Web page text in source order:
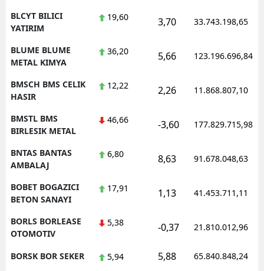
BLCYT BILICI
YATIRIM
19,60 3,70 33.743.198,65
BLUME BLUME
METAL KIMYA
36,20 5,66 123.196.696,84
BMSCH BMS CELIK
HASIR
12,22 2,26 11.868.807,10
BMSTL BMS
BIRLESIK METAL
46,66 -3,60 177.829.715,98
BNTAS BANTAS
AMBALAJ
6,80 8,63 91.678.048,63
BOBET BOGAZICI
BETON SANAYI
17,91 1,13 41.453.711,11
BORLS BORLEASE
OTOMOTIV
5,38 -0,37 21.810.012,96
BORSK BOR SEKER 5,94 5,88 65.840.848,24